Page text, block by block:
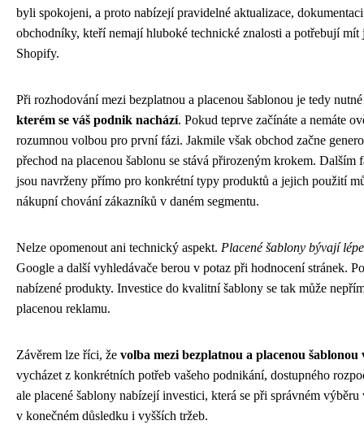
byli spokojeni, a proto nabízejí pravidelné aktualizace,
obchodníky, kteří nemají hluboké technické znalosti a potřebují
Shopify.
Při rozhodování mezi bezplatnou a placenou šablonou je tedy
kterém se váš podnik nachází. Pokud teprve začínáte a nemáte
rozumnou volbou pro první fázi. Jakmile však obchod začne
přechod na placenou šablonu se stává přirozeným krokem.
jsou navrženy přímo pro konkrétní typy produktů a jejich použití
nákupní chování zákazníků v daném segmentu.
Nelze opomenout ani technický aspekt. Placené šablony bývají
Google a další vyhledávače berou v potaz při hodnocení stránek.
nabízené produkty. Investice do kvalitní šablony se tak může
placenou reklamu.
Závěrem lze říci, že volba mezi bezplatnou a placenou
vycházet z konkrétních potřeb vašeho podnikání, dostupného
ale placené šablony nabízejí investici, která se při správném
v konečném důsledku i vyšších tržeb.